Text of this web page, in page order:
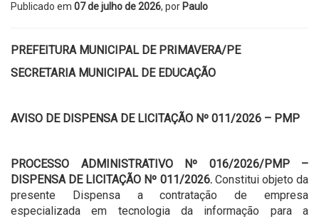
Publicado em 07 de julho de 2026, por Paulo
PREFEITURA MUNICIPAL DE PRIMAVERA/PE
SECRETARIA MUNICIPAL DE EDUCAÇÃO
AVISO DE DISPENSA DE LICITAÇÃO Nº 011/2026 – PMP
PROCESSO ADMINISTRATIVO Nº 016/2026/PMP –
DISPENSA DE LICITAÇÃO Nº 011/2026. Constitui objeto da
presente Dispensa a contratação de empresa
especializada em tecnologia da informação para a